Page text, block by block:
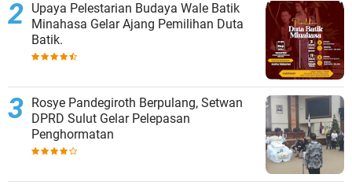
Upaya Pelestarian Budaya Wale Batik
Minahasa Gelar Ajang Pemilihan Duta
Batik.
Rosye Pandegiroth Berpulang, Setwan
DPRD Sulut Gelar Pelepasan
Penghormatan